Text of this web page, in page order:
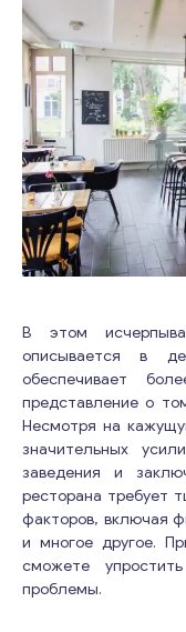
В этом
описывается в
обеспечивает
представление о
Несмотря на
значительных
заведения и
ресторана требует
факторов, включая
и многое другое.
сможете
проблемы.